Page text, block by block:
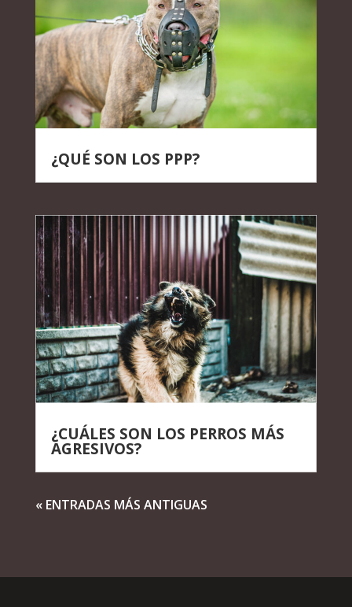
¿QUÉ SON LOS PPP?
¿CUÁLES SON LOS PERROS MÁS
AGRESIVOS?
« ENTRADAS MÁS ANTIGUAS